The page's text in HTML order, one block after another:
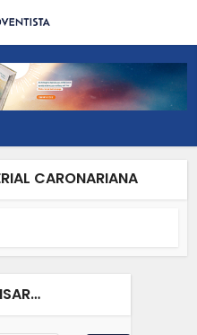
CARONARIANA